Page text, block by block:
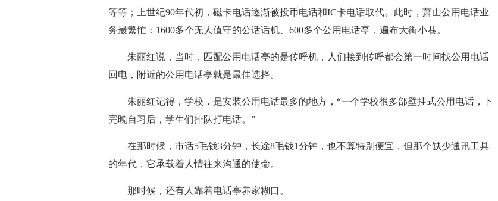
等等；上世纪90年代初，磁卡电话逐渐被投币电话和IC卡电话取代。此时，萧山公用电话业
务最繁忙：1600多个无人值守的公话话机、600多个公用电话亭，遍布大街小巷。
朱丽红说，当时，匹配公用电话亭的是传呼机，人们接到传呼都会第一时间找公用电话
回电，附近的公用电话亭就是最佳选择。
朱丽红记得，学校，是安装公用电话最多的地方，“一个学校很多部壁挂式公用电话，下
完晚自习后，学生们排队打电话。”
在那时候，市话5毛钱3分钟，长途8毛钱1分钟，也不算特别便宜，但那个缺少通讯工具
的年代，它承载着人情往来沟通的使命。
那时候，还有人靠着电话亭养家糊口。